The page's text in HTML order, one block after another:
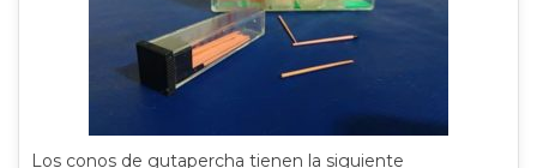
Los conos de gutapercha tienen la siguiente